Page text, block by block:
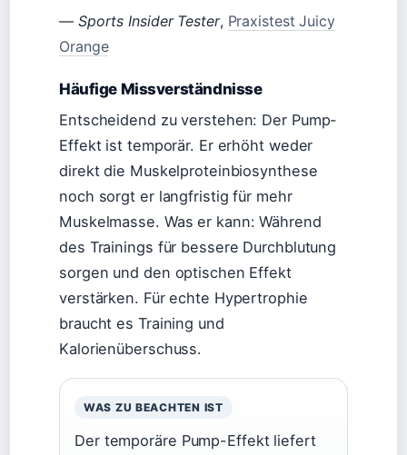
— Sports Insider Tester, Praxistest Juicy
Orange
Häufige Missverständnisse
Entscheidend zu verstehen: Der Pump-
Effekt ist temporär. Er erhöht weder
direkt die Muskelproteinbiosynthese
noch sorgt er langfristig für mehr
Muskelmasse. Was er kann: Während
des Trainings für bessere Durchblutung
sorgen und den optischen Effekt
verstärken. Für echte Hypertrophie
braucht es Training und
Kalorienüberschuss.
WAS ZU BEACHTEN IST
Der temporäre Pump-Effekt liefert